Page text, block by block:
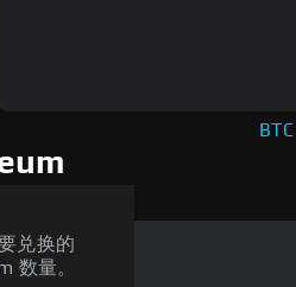
BTC
兑换的
数量。